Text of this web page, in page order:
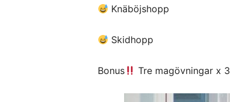
Knäböjshopp
Skidhopp
Bonus Tre magövningar x 3